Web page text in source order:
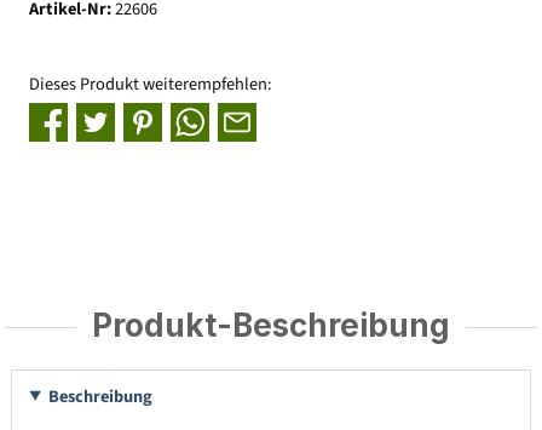
Artikel-Nr:22606
Dieses Produkt weiterempfehlen:
Produkt-Beschreibung
Beschreibung